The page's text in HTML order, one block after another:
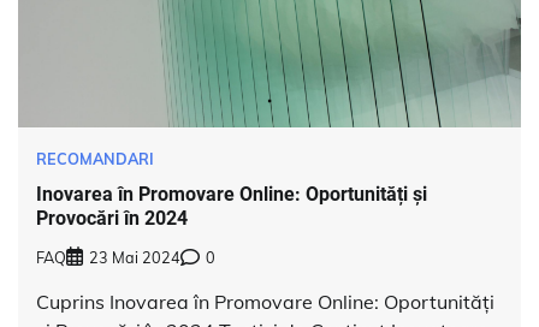
RECOMANDARI
Inovarea în Promovare Online: Oportunități și
Provocări în 2024
FAQ 23 Mai 2024 0
Cuprins Inovarea în Promovare Online: Oportunități